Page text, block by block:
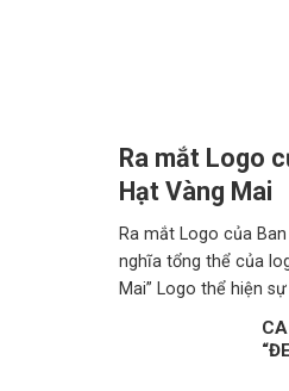
Ra mắt Logo
Hạt Vàng Mai
Ra mắt Logo của
nghĩa tổng thể của
Mai” Logo thể hiện